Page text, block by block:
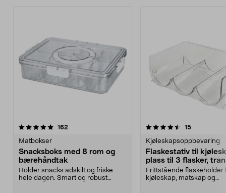
162
Matbokser
Snacksboks med 8 rom og
bærehåndtak
Holder snacks adskilt og friske
hele dagen. Smart og robust
4.5 av 5 stjerner 15anmeldelser
Kjøleskapsoppbevaring
Flaskestativ til
plass til 3 flasker,
Frittstående flaskeholder
kjøleskap, matskap og
4.5 av 5 stjerner